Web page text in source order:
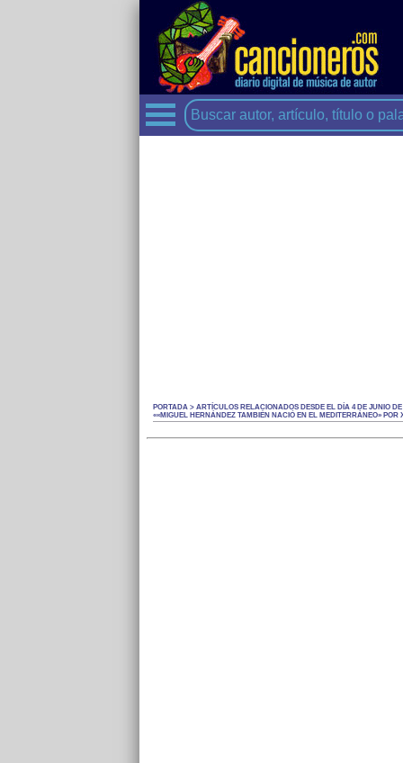
PORTADA > ARTÍCULOS RELACIONADOS DESDE EL DÍA 4 DE JUNIO DE
««MIGUEL HERNÁNDEZ TAMBIÉN NACIÓ EN EL MEDITERRÁNEO» POR